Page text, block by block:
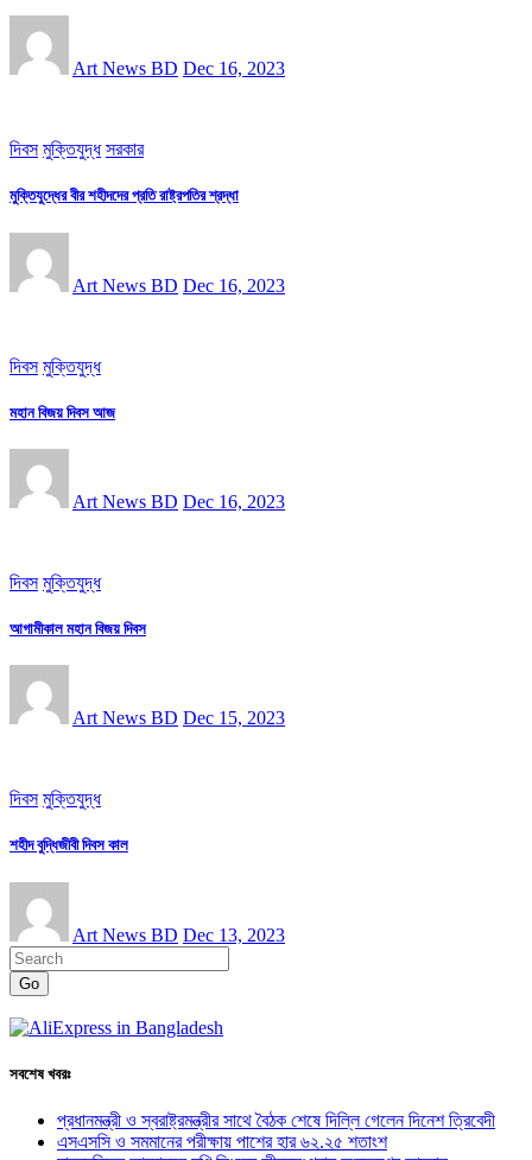
Art News BD Dec 16, 2023
দিবস মুক্তিযুদ্ধ সরকার
মুক্তিযুদ্ধের বীর শহীদদের প্রতি রাষ্ট্রপতির শ্রদ্ধা
Art News BD Dec 16, 2023
দিবস মুক্তিযুদ্ধ
মহান বিজয় দিবস আজ
Art News BD Dec 16, 2023
দিবস মুক্তিযুদ্ধ
আগামীকাল মহান বিজয় দিবস
Art News BD Dec 15, 2023
দিবস মুক্তিযুদ্ধ
শহীদ বুদ্ধিজীবী দিবস কাল
Art News BD Dec 13, 2023
Go
সবশেষ খবরঃ
প্রধানমন্ত্রী ও স্বরাষ্ট্রমন্ত্রীর সাথে বৈঠক শেষে দিল্লি গেলেন দিনেশ ত্রিবেদী
এসএসসি ও সমমানের পরীক্ষায় পাশের হার ৬২.২৫ শতাংশ